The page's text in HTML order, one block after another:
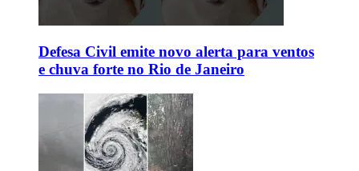
Defesa Civil emite novo alerta para ventos
e chuva forte no Rio de Janeiro